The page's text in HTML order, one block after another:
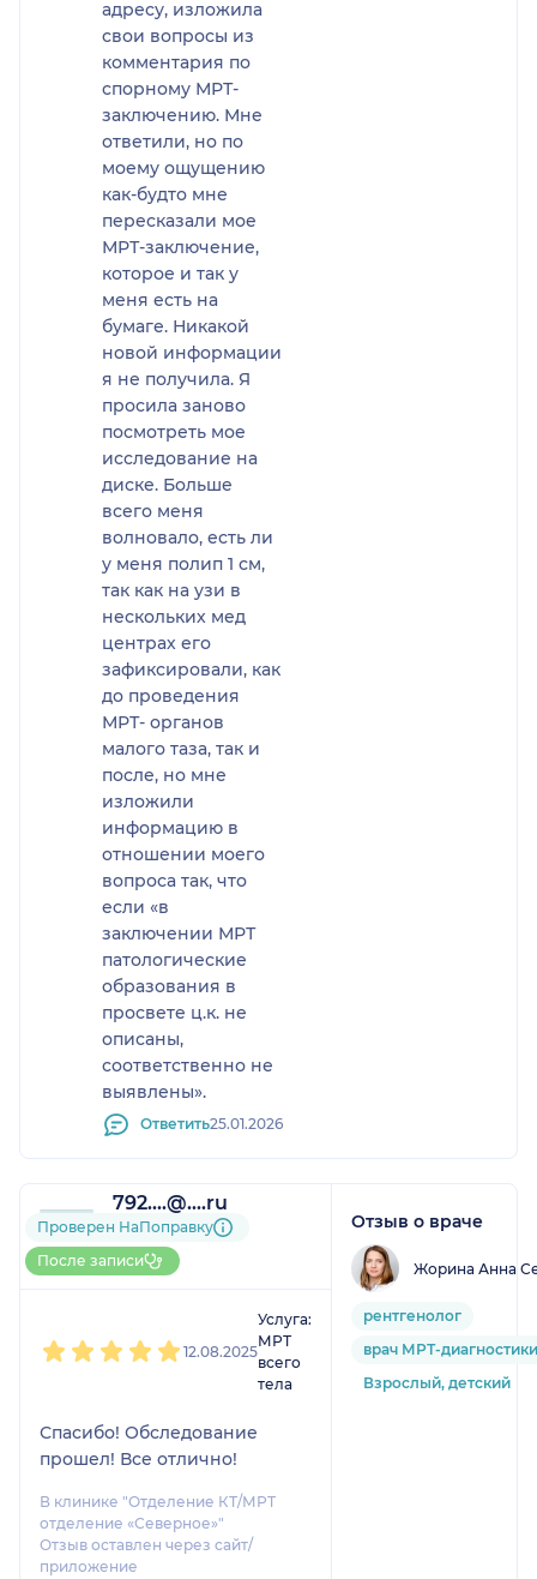
нем зрели фолликулы,
происходила овуляция.
После проведенной
операции яичник
перестал работать, в нем
единичные фолликулы,
хотя ткани яичника
оставили много. Халиков
А.Д. пишет в заключении,
что структура у яичника
гомогенная.И у меня
назрел вопрос, что
случилось с яичником и
почему после операции в
нем перестали зреть
фолликулы?
Так же я не понимаю, есть
ли у меня полип ц.к. 1 см?
потому что на УЗИ его
видят, а на МРТ с
контрастом мне о нем ни
слова не написали.
Жду Вашей обратной
связи и ответов на мои
вопросы. Тогда я изменю
свой отзыв.
адресу, изложила
свои вопросы из
комментария по
спорному МРТ-
заключению. Мне
ответили, но по
моему ощущению
как-будто мне
пересказали мое
МРТ-заключение,
которое и так у
меня есть на
бумаге. Никакой
новой информации
я не получила. Я
просила заново
посмотреть мое
исследование на
диске. Больше
всего меня
волновало, есть ли
у меня полип 1 см,
так как на узи в
нескольких мед
центрах его
зафиксировали, как
до проведения
МРТ- органов
малого таза, так и
после, но мне
изложили
информацию в
отношении моего
вопроса так, что
если «в
заключении МРТ
патологические
образования в
просвете ц.к. не
описаны,
соответственно не
выявлены».
Ответить25.01.2026
792....@....ru
1 отзыв
До 5 записей через
НаПоправку
Проверен НаПоправку
После записи
12.08.2025
Услуга:
МРТ
всего
тела
Спасибо! Обследование
прошел! Все отлично!
В клинике "Отделение КТ/МРТ
отделение «Северное»"
Отзыв оставлен через сайт/
приложение
Отзыв о враче
Жорина Анна
рентгенолог
врач МРТ-диагностики
Взрослый, детский